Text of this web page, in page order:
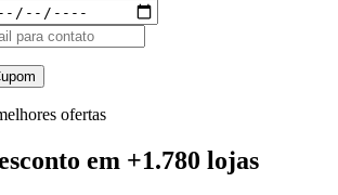
ofertas
em +1.780 lojas